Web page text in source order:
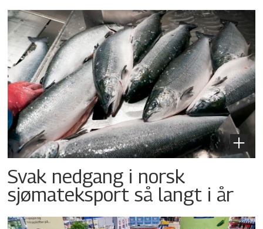
Svak nedgang i norsk
sjømateksport så langt i år